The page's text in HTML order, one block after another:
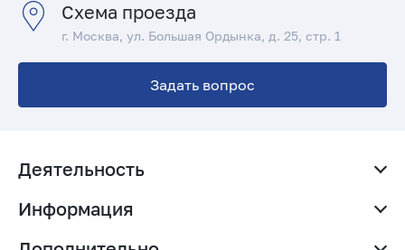
Схема проезда
г. Москва, ул. Большая Ордынка, д. 25, стр. 1
Задать вопрос
Деятельность
Рабочая группа по инклюзивному образованию
Информация